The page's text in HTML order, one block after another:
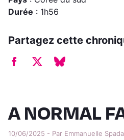
A NORMAL
10/06/2025 - Par Emmanuelle
Durée : 1h56
Partagez cette